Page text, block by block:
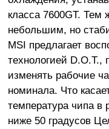
класса 7600GT. Тем
небольшим, но
MSI предлагает
технологией
изменять рабочие
номинала. Что
температура чипа в
ниже 50 градусов